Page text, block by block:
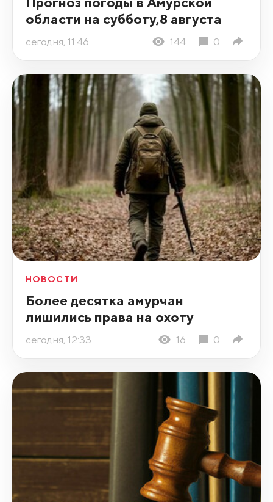
области на субботу,8 августа
сегодня, 11:46 144 0
НОВОСТИ
Более десятка амурчан
лишились права на охоту
сегодня, 12:33 16 0